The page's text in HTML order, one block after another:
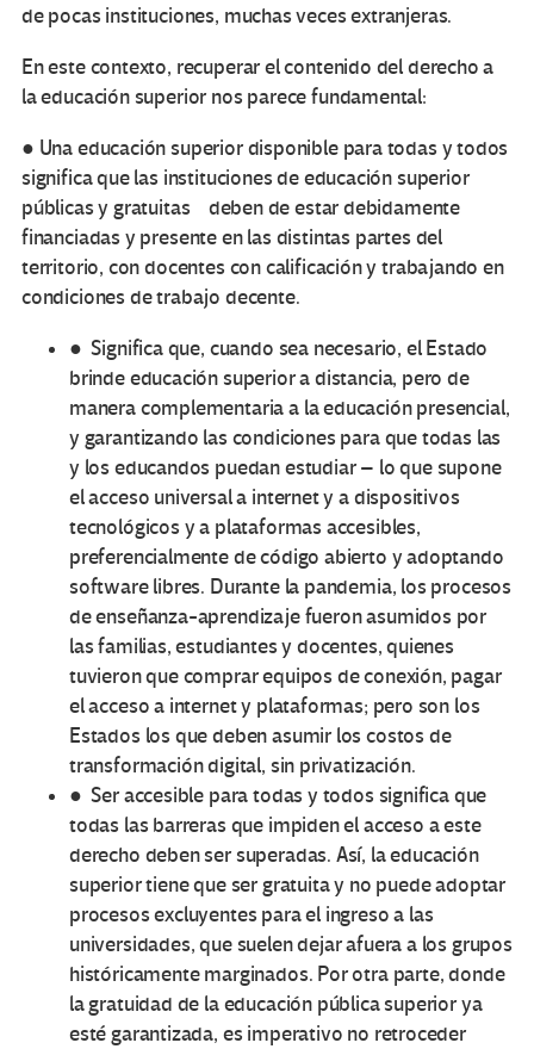
de pocas instituciones, muchas veces extranjeras.
En este contexto, recuperar el contenido del derecho a
la educación superior nos parece fundamental:
● Una educación superior disponible para todas y todos
significa que las instituciones de educación superior
públicas y gratuitas deben de estar debidamente
financiadas y presente en las distintas partes del
territorio, con docentes con calificación y trabajando en
condiciones de trabajo decente.
● Significa que, cuando sea necesario, el Estado
brinde educación superior a distancia, pero de
manera complementaria a la educación presencial,
y garantizando las condiciones para que todas las
y los educandos puedan estudiar – lo que supone
el acceso universal a internet y a dispositivos
tecnológicos y a plataformas accesibles,
preferencialmente de código abierto y adoptando
software libres. Durante la pandemia, los procesos
de enseñanza-aprendizaje fueron asumidos por
las familias, estudiantes y docentes, quienes
tuvieron que comprar equipos de conexión, pagar
el acceso a internet y plataformas; pero son los
Estados los que deben asumir los costos de
transformación digital, sin privatización.
● Ser accesible para todas y todos significa que
todas las barreras que impiden el acceso a este
derecho deben ser superadas. Así, la educación
superior tiene que ser gratuita y no puede adoptar
procesos excluyentes para el ingreso a las
universidades, que suelen dejar afuera a los grupos
históricamente marginados. Por otra parte, donde
la gratuidad de la educación pública superior ya
esté garantizada, es imperativo no retroceder